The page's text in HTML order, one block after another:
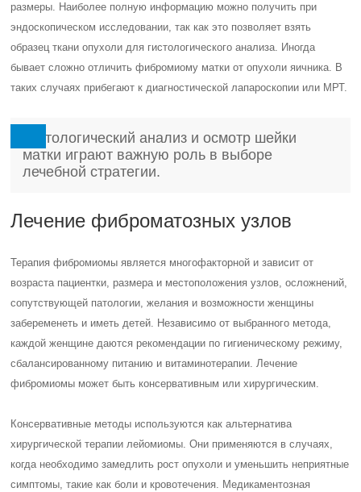
размеры. Наиболее полную информацию можно получить при
эндоскопическом исследовании, так как это позволяет взять
образец ткани опухоли для гистологического анализа. Иногда
бывает сложно отличить фибромиому матки от опухоли яичника. В
таких случаях прибегают к диагностической лапароскопии или МРТ.
Гистологический анализ и осмотр шейки
матки играют важную роль в выборе
лечебной стратегии.
Лечение фиброматозных узлов
Терапия фибромиомы является многофакторной и зависит от
возраста пациентки, размера и местоположения узлов, осложнений,
сопутствующей патологии, желания и возможности женщины
забеременеть и иметь детей. Независимо от выбранного метода,
каждой женщине даются рекомендации по гигиеническому режиму,
сбалансированному питанию и витаминотерапии. Лечение
фибромиомы может быть консервативным или хирургическим.
Консервативные методы используются как альтернатива
хирургической терапии лейомиомы. Они применяются в случаях,
когда необходимо замедлить рост опухоли и уменьшить неприятные
симптомы, такие как боли и кровотечения. Медикаментозная